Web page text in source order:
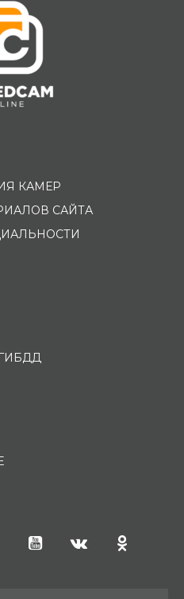
КАМЕР
САЙТА